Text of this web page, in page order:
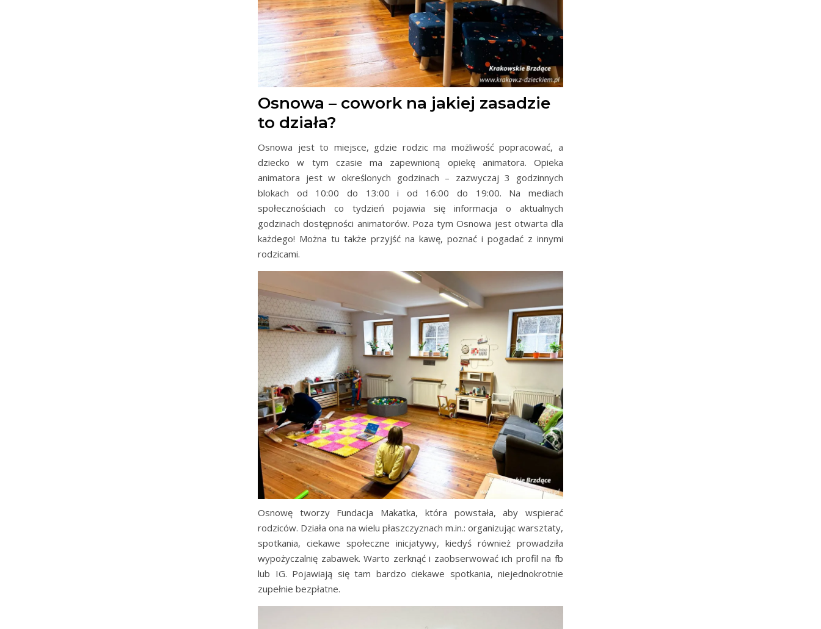
Osnowa – cowork na jakiej zasadzie
to działa?
Osnowa jest to miejsce, gdzie rodzic ma możliwość popracować, a
dziecko w tym czasie ma zapewnioną opiekę animatora. Opieka
animatora jest w określonych godzinach – zazwyczaj 3 godzinnych
blokach od 10:00 do 13:00 i od 16:00 do 19:00. Na mediach
społecznościach co tydzień pojawia się informacja o aktualnych
godzinach dostępności animatorów. Poza tym Osnowa jest otwarta dla
każdego! Można tu także przyjść na kawę, poznać i pogadać z innymi
rodzicami.
Osnowę tworzy Fundacja Makatka, która powstała, aby wspierać
rodziców. Działa ona na wielu płaszczyznach m.in.: organizując warsztaty,
spotkania, ciekawe społeczne inicjatywy, kiedyś również prowadziła
wypożyczalnię zabawek. Warto zerknąć i zaobserwować ich profil na fb
lub IG. Pojawiają się tam bardzo ciekawe spotkania, niejednokrotnie
zupełnie bezpłatne.